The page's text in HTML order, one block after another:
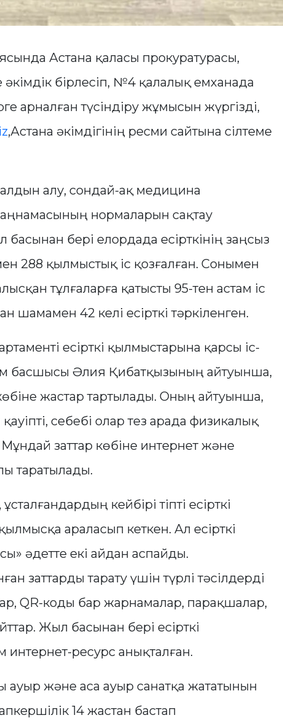
Астана қаласы прокуратурасы,
бірлесіп, №4 қалалық емханада
арналған түсіндіру жұмысын жүргізді,
,Астана әкімдігінің ресми сайтына сілтеме
алу, сондай-ақ медицина
нормаларын сақтау
басынан бері елордада есірткінің заңсыз
288 қылмыстық іс қозғалған. Сонымен
тұлғаларға қатысты 95-тен астам іс
шамамен 42 келі есірткі тәркіленген.
есірткі қылмыстарына қарсы іс-
басшысы Әлия Қибатқызының айтуынша,
жастар тартылады. Оның айтуынша,
себебі олар тез арада физикалық
заттар көбіне интернет және
таратылады.
кейбірі тіпті есірткі
араласып кеткен. Ал есірткі
әдетте екі айдан аспайды.
заттарды тарату үшін түрлі тәсілдерді
QR-коды бар жарнамалар, парақшалар,
Жыл басынан бері есірткі
интернет-ресурс анықталған.
ауыр және аса ауыр санатқа жататынын
14 жастан бастап